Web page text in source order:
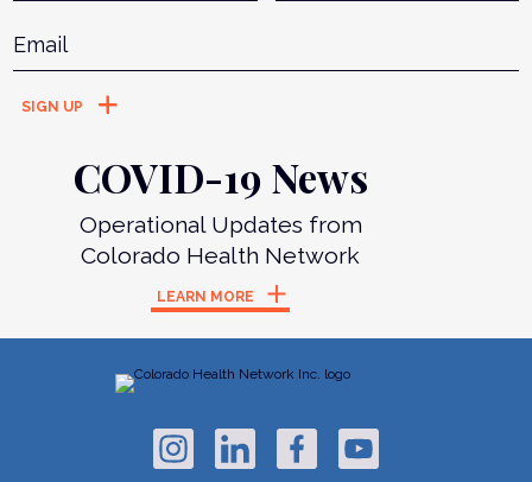
COVID-19 News
Operational Updates from
Colorado Health Network
LEARN MORE